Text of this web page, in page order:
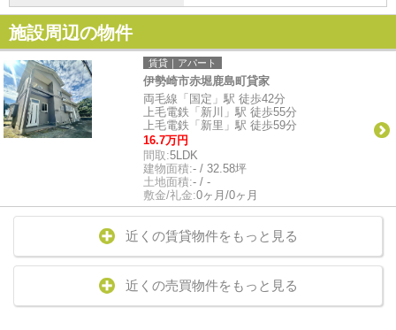
施設周辺の物件
賃貸｜アパート
伊勢崎市赤堀鹿島町貸家
両毛線「国定」駅 徒歩42分
上毛電鉄「新川」駅 徒歩55分
上毛電鉄「新里」駅 徒歩59分
16.7万円
間取:5LDK
建物面積:- / 32.58坪
土地面積:- / -
敷金/礼金:0ヶ月/0ヶ月
近くの賃貸物件をもっと見る
近くの売買物件をもっと見る